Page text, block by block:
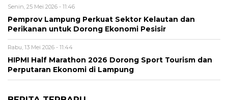
Senin, 25 Mei 2026 - 11:46
Pemprov Lampung Perkuat Sektor Kelautan dan
Perikanan untuk Dorong Ekonomi Pesisir
Rabu, 13 Mei 2026 - 11:44
HIPMI Half Marathon 2026 Dorong Sport Tourism dan
Perputaran Ekonomi di Lampung